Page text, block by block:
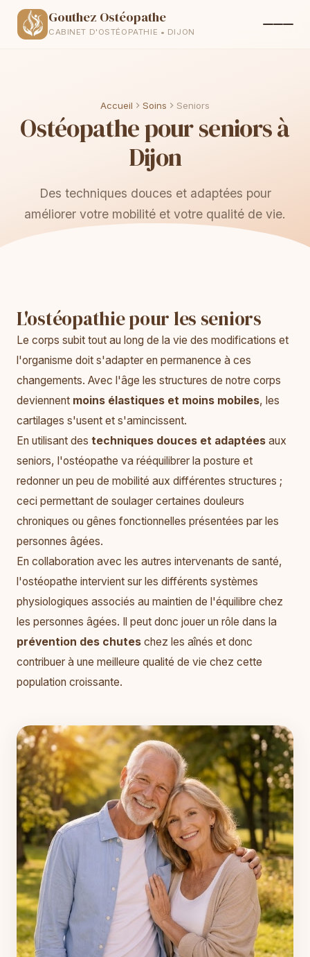
Gouthez Ostéopathe
CABINET D'OSTÉOPATHIE • DIJON
Accueil Soins Seniors
Ostéopathe pour seniors à
Dijon
Des techniques douces et adaptées pour
améliorer votre mobilité et votre qualité de vie.
L'ostéopathie pour les seniors
Le corps subit tout au long de la vie des modifications et
l'organisme doit s'adapter en permanence à ces
changements. Avec l'âge les structures de notre corps
deviennent moins élastiques et moins mobiles, les
cartilages s'usent et s'amincissent.
En utilisant des techniques douces et adaptées aux
seniors, l'ostéopathe va rééquilibrer la posture et
redonner un peu de mobilité aux différentes structures ;
ceci permettant de soulager certaines douleurs
chroniques ou gênes fonctionnelles présentées par les
personnes âgées.
En collaboration avec les autres intervenants de santé,
l'ostéopathe intervient sur les différents systèmes
physiologiques associés au maintien de l'équilibre chez
les personnes âgées. Il peut donc jouer un rôle dans la
prévention des chutes chez les aînés et donc
contribuer à une meilleure qualité de vie chez cette
population croissante.